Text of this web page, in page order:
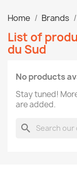
Home Brands
List of
du Sud
No products
Stay tuned!
are added.
search